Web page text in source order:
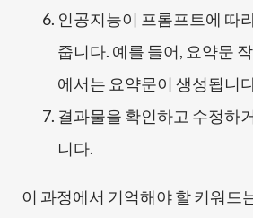
인공지능이 프롬프트에 따
줍니다. 예를 들어, 요약문
에서는 요약문이 생성됩니
결과물을 확인하고 수정하
니다.
이 과정에서 기억해야 할 키워드